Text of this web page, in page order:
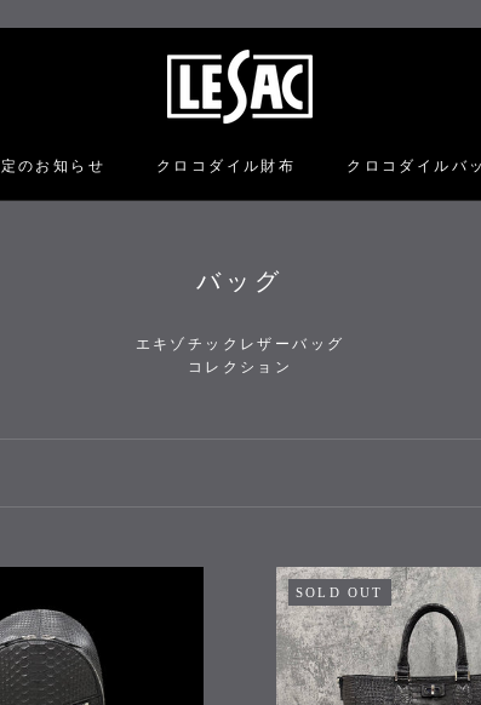
のお知らせ
クロコダイル財布
クロコダイルバ
バッグ
エキゾチックレザーバッグ
コレクション
SOLD OUT